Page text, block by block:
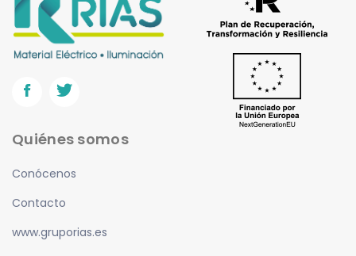
Quiénes somos
Conócenos
Contacto
www.gruporias.es